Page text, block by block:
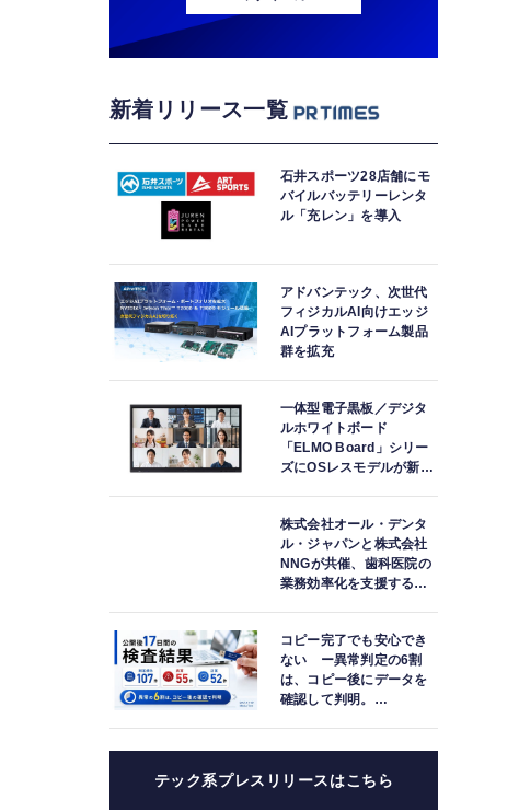
新着リリース一覧
石井スポーツ28店舗にモ
バイルバッテリーレンタ
ル「充レン」を導入
アドバンテック、次世代
フィジカルAI向けエッジ
AIプラットフォーム製品
群を拡充
一体型電子黒板／デジタ
ルホワイトボード
「ELMO Board」シリー
ズにOSレスモデルが新登
株式会社オール・デンタ
ル・ジャパンと株式会社
NNGが共催、歯科医院の
業務効率化を支援する院
紹介
コピー完了でも安心でき
ない ー異常判定の6割
は、コピー後にデータを
確認して判明。
集計
テック系プレスリリースはこちら